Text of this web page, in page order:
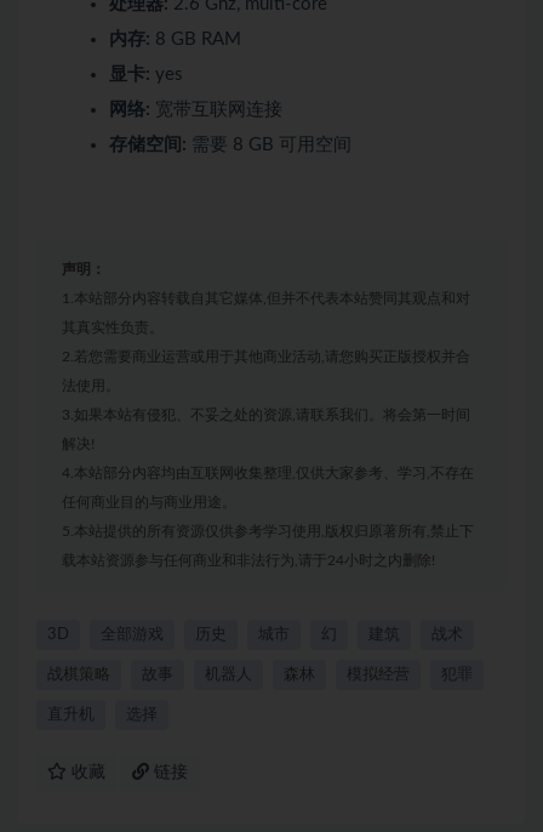
处理器: 2.6 Ghz, multi-core
内存: 8 GB RAM
显卡: yes
网络: 宽带互联网连接
存储空间: 需要 8 GB 可用空间
声明：
1.本站部分内容转载自其它媒体,但并不代表本站赞同其观点和对
其真实性负责。
2.若您需要商业运营或用于其他商业活动,请您购买正版授权并合
法使用。
3.如果本站有侵犯、不妥之处的资源,请联系我们。将会第一时间
解决!
4.本站部分内容均由互联网收集整理,仅供大家参考、学习,不存在
任何商业目的与商业用途。
5.本站提供的所有资源仅供参考学习使用,版权归原著所有,禁止下
载本站资源参与任何商业和非法行为,请于24小时之内删除!
3D 全部游戏 历史 城市 幻 建筑 战术
战棋策略 故事 机器人 森林 模拟经营 犯罪
直升机 选择
收藏 链接